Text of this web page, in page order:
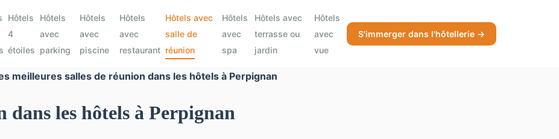
Hôtels
4
étoiles
Hôtels
avec
parking
Hôtels
avec
piscine
Hôtels
avec
restaurant
Hôtels avec
salle de
réunion
Hôtels
avec
spa
Hôtels avec
terrasse ou
jardin
Hôtels
avec
vue
S'immerger dans l'hôtellerie →
meilleures salles de réunion dans les hôtels à Perpignan
dans les hôtels à Perpignan